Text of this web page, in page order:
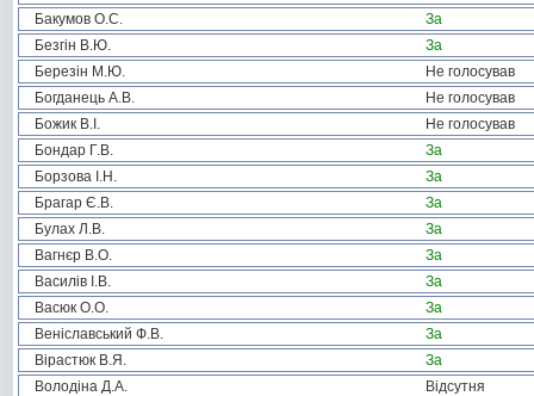
Бакумов О.С.
За
Безгін В.Ю.
За
Березін М.Ю.
Не голосував
Богданець А.В.
Не голосував
Божик В.І.
Не голосував
Бондар Г.В.
За
Борзова І.Н.
За
Брагар Є.В.
За
Булах Л.В.
За
Вагнєр В.О.
За
Василів І.В.
За
Васюк О.О.
За
Веніславський Ф.В.
За
Вірастюк В.Я.
За
Володіна Д.А.
Відсутня